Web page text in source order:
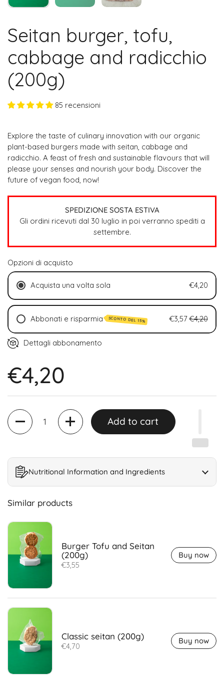
Seitan burger, tofu,
cabbage and radicchio
(200g)
85 recensioni
Explore the taste of culinary innovation with our organic
plant-based burgers made with seitan, cabbage and
radicchio. A feast of fresh and sustainable flavours that will
please your senses and nourish your body. Discover the
future of vegan food, now!
SPEDIZIONE SOSTA ESTIVA
Gli ordini ricevuti dal 30 luglio in poi verranno spediti a
settembre.
Opzioni di acquisto
Acquista una volta sola €4,20
Abbonati e risparmia SCONTO DEL 15% €3,57 €4,20
Ogni 2 settimane (15% di sconto)
Ogni 6 settimane (15% di sconto)
Dettagli abbonamento
€4,20
Quantity
Add to cart
Nutritional Information and Ingredients
Similar products
Burger Tofu and Seitan
(200g)
€3,55
Buy now
Classic seitan (200g)
€4,70
Buy now